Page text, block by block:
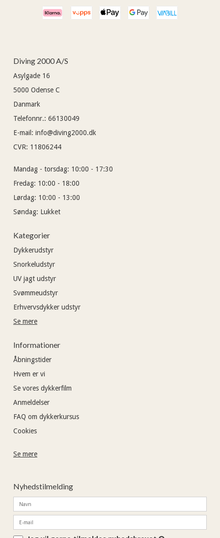
Diving 2000 A/S
Asylgade 16
5000 Odense C
Danmark
Telefonnr.: 66130049
E-mail : info@diving2000.dk
CVR: 11806244
Mandag - torsdag: 10:00 - 17:30
Fredag: 10:00 - 18:00
Lørdag: 10:00 - 13:00
Søndag: Lukket
Kategorier
Dykkerudstyr
Snorkeludstyr
UV jagt udstyr
Svømmeudstyr
Erhvervsdykker udstyr
Se mere
Informationer
Åbningstider
Hvem er vi
Se vores dykkerfilm
Anmeldelser
FAQ om dykkerkursus
Cookies
Se mere
Nyhedstilmelding